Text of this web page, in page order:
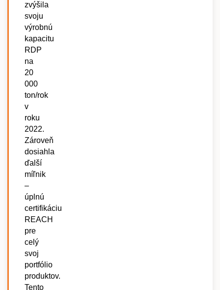
zvýšila
svoju
výrobnú
kapacitu
RDP
na
20
000
ton/rok
v
roku
2022.
Zároveň
dosiahla
ďalší
míľnik
–
úplnú
certifikáciu
REACH
pre
celý
svoj
portfólio
produktov.
Tento